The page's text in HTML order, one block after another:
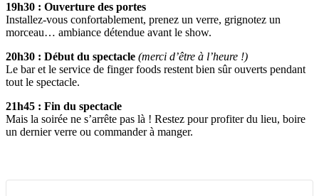
19h30 : Ouverture des portes
Installez-vous confortablement, prenez un verre, grignotez un
morceau… ambiance détendue avant le show.
20h30 : Début du spectacle (merci d’être à l’heure !)
Le bar et le service de finger foods restent bien sûr ouverts pendant
tout le spectacle.
21h45 : Fin du spectacle
Mais la soirée ne s’arrête pas là ! Restez pour profiter du lieu, boire
un dernier verre ou commander à manger.